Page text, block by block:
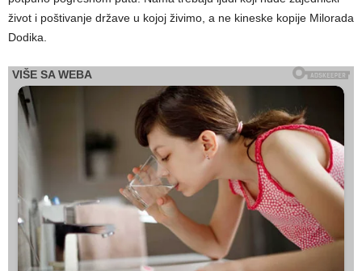
život i poštivanje države u kojoj živimo, a ne kineske kopije Milorada
Dodika.